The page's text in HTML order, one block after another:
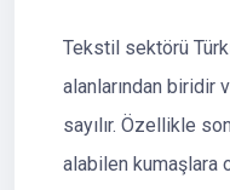
Tekstil sektörü
alanlarından biridir
sayılır. Özellikle
alabilen kumaşlara